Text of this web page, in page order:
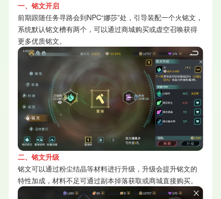
一、铭文开启
前期跟随任务寻路会到NPC“娜莎”处，引导装配一个火铭文，
系统默认铭文槽有两个，可以通过商城购买或虚空召唤获得
更多优质铭文。
二、铭文升级
铭文可以通过粉尘结晶等材料进行升级，升级会提升铭文的
特性加成，材料不足可通过副本掉落获取或商城直接购买。